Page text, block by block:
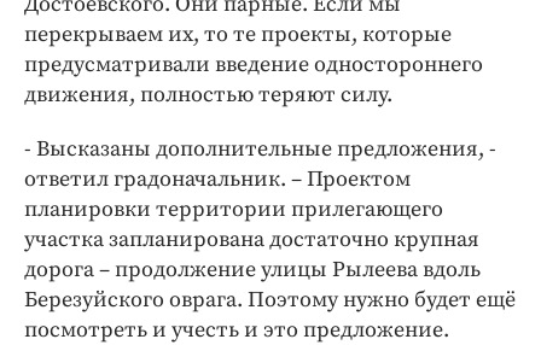
перекрываем их, то те проекты, которые
предусматривали введение одностороннего
движения, полностью теряют силу.
- Высказаны дополнительные предложения, -
ответил градоначальник. – Проектом
планировки территории прилегающего
участка запланирована достаточно крупная
дорога – продолжение улицы Рылеева вдоль
Березуйского оврага. Поэтому нужно будет ещё
посмотреть и учесть и это предложение.